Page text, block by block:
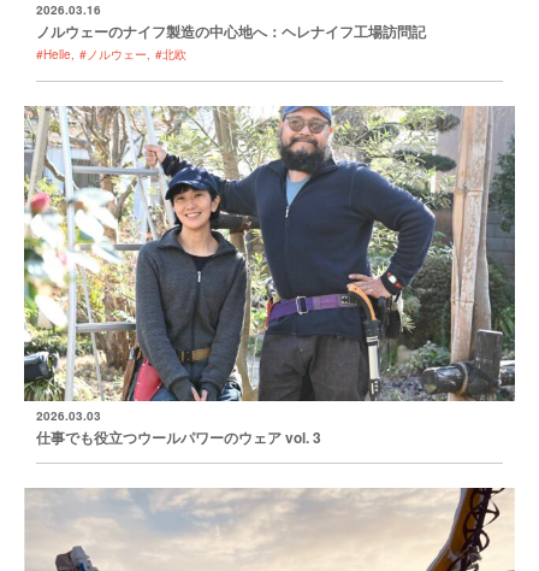
2026.03.16
ノルウェーのナイフ製造の中心地へ：ヘレナイフ工場訪問記
#Helle #ノルウェー #北欧
2026.03.03
仕事でも役立つウールパワーのウェア vol. 3